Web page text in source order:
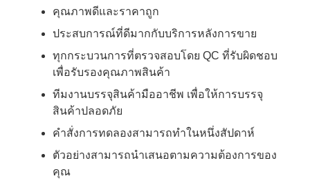
คุณภาพดีและราคาถูก
ประสบการณ์ที่ดีมากกับบริการหลังการขาย
ทุกกระบวนการที่ตรวจสอบโดย QC ที่รับผิดชอบ
เพื่อรับรองคุณภาพสินค้า
ทีมงานบรรจุสินค้ามืออาชีพ เพื่อให้การบรรจุ
สินค้าปลอดภัย
คําสั่งการทดลองสามารถทําในหนึ่งสัปดาห์
ตัวอย่างสามารถนําเสนอตามความต้องการของ
คุณ